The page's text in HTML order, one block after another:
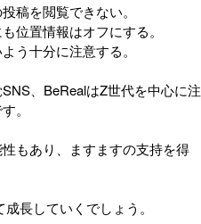
稿を閲覧できない。
位置情報はオフにする。
う十分に注意する。
、BeRealはZ世代を中心に注
。
もあり、ますますの支持を得
長していくでしょう。